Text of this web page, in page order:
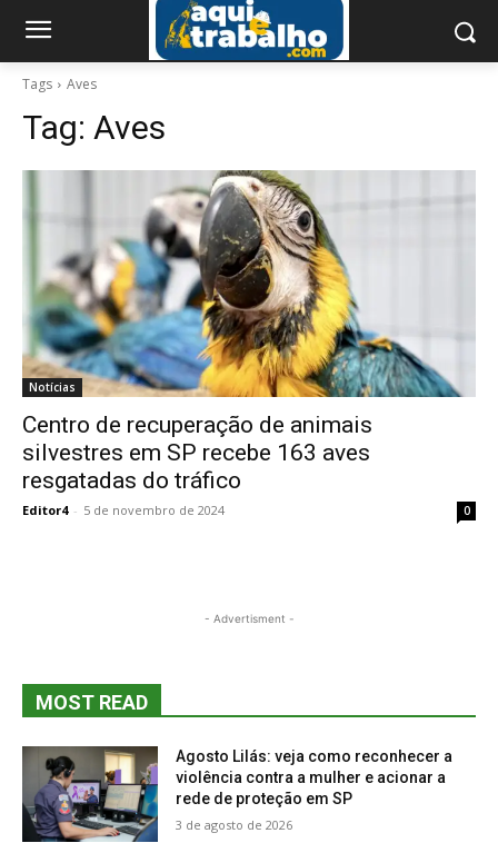
Tags Aves
Tag: Aves
Notícias
Centro de recuperação de animais
silvestres em SP recebe 163 aves
resgatadas do tráfico
Editor4 - 5 de novembro de 2024 0
- Advertisment -
MOST READ
Agosto Lilás: veja como reconhecer a
violência contra a mulher e acionar a
rede de proteção em SP
3 de agosto de 2026